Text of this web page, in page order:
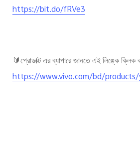
https://bit.do/fRVe3
🔰প্রোডাক্টএরব্যাপারেজানতেএইলিঙ্কেক্লিক
https://www.vivo.com/bd/products/